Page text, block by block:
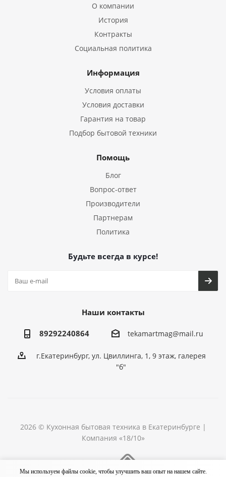
О компании
История
Контракты
Социальная политика
Информация
Условия оплаты
Условия доставки
Гарантия на товар
Подбор бытовой техники
Помощь
Блог
Вопрос-ответ
Производители
Партнерам
Политика
Будьте всегда в курсе!
Наши контакты
89292240864 tekamartmag@mail.ru
г.Екатеринбург, ул. Цвиллинга, 1, 9 этаж, галерея
"б"
2026 © Кухонная бытовая техника в Екатеринбурге |
Компания «18/10»
Мы используем файлы cookie, чтобы улучшить ваш опыт на нашем сайте.